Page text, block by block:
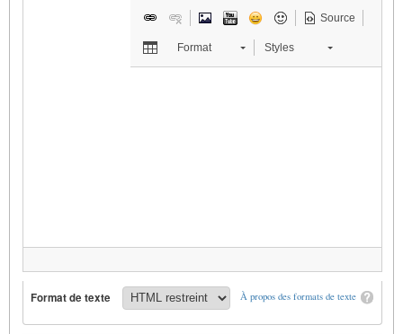
Source
Format Styles
À propos des formats de texte
Format de texte